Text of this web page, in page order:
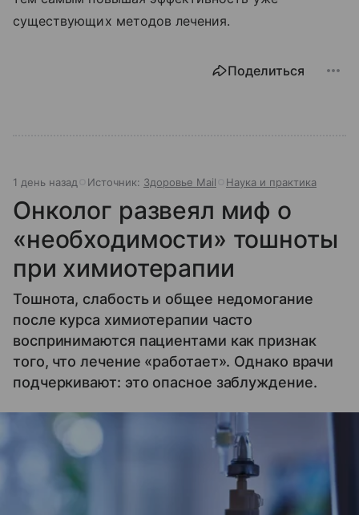
существующих методов лечения.
Поделиться
1 день назад Источник: Здоровье Mail Наука и практика
Онколог развеял миф о
«необходимости» тошноты
при химиотерапии
Тошнота, слабость и общее недомогание
после курса химиотерапии часто
воспринимаются пациентами как признак
того, что лечение «работает». Однако врачи
подчеркивают: это опасное заблуждение.